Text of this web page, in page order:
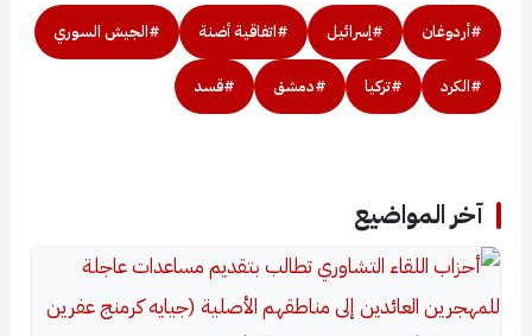
#أردوغان #إسرائيل #اتفاقية أضنة #الجيش السوري
#الكرد #تركيا #دمشق #قسد
آخر المواضيع